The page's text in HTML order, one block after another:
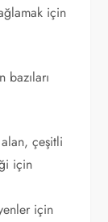
için
çeşitli
için
için